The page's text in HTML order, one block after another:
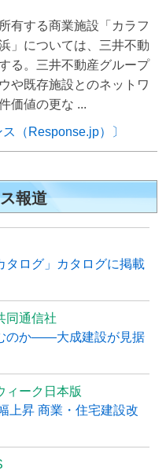
有する商業施設「カラフ
」については、三井不動
る。三井不動産グループ
や既存施設とのネットワ
価値の更な ...
（Response.jp）〕
報道
タログ」カタログに掲載
同通信社
のか――大成建設が見据
ィーク日本版
上昇 商業・住宅建設改